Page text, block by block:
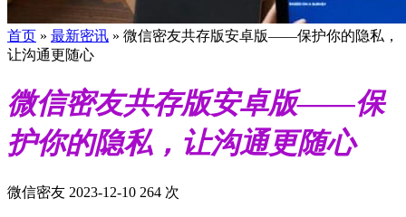
首页 » 最新密讯 » 微信密友共存版安卓版——保护你的隐私，
让沟通更随心
微信密友共存版安卓版——保
护你的隐私，让沟通更随心
微信密友 2023-12-10 264 次